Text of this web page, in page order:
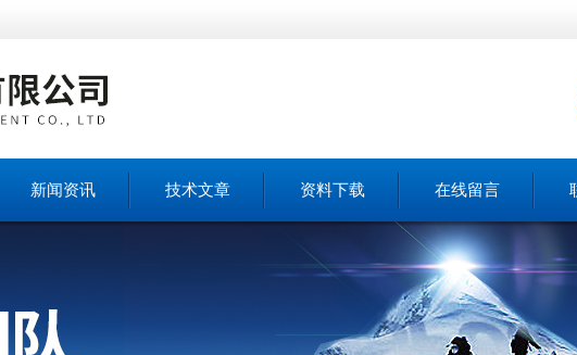
新闻资讯 技术文章 资料下载 在线留言